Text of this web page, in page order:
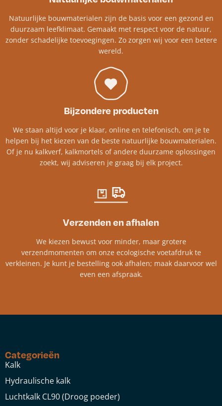
Natuurlijke bouwmaterialen zijn de basis voor een gezond en
duurzaam leefklimaat. Gemaakt met respect voor de natuur,
zonder schadelijke toevoegingen. Zo zorgen wij voor een betere
wereld.
Bijzondere producten
We staan altijd voor je klaar, online en telefonisch, om je te
helpen bij het kiezen van de beste natuurlijke bouwmaterialen.
Of je nu kalkverf, kalkmortels of andere duurzame oplossingen
zoekt, wij adviseren je graag bij elk project.​
Verzenden en afhalen
We kiezen bewust voor minder, maar grotere
verzendmomenten om onze ecologische voetafdruk te
verkleinen. Je kunt je bestelling ook afhalen; maak daarvoor wel
even een afspraak.
Categorieën
Kalk
Hydraulische kalk
Luchtkalk CL90 (Droog poeder)